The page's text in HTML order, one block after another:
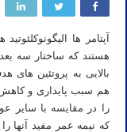
هستند که ساختار سه
بالایی به پروتئین های
هم سبب پایداری و کاهش
را در مقایسه با سایر
که نیمه عمر مفید آنها